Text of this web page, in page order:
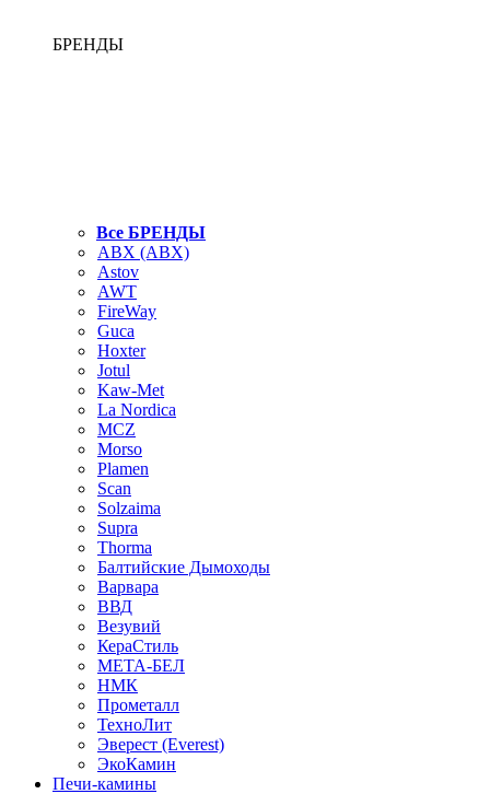
БРЕНДЫ
Все БРЕНДЫ
ABX (АВХ)
Astov
AWT
FireWay
Guca
Hoxter
Jotul
Kaw-Met
La Nordica
MCZ
Morso
Plamen
Scan
Solzaima
Supra
Thorma
Балтийские Дымоходы
Варвара
ВВД
Везувий
КераСтиль
МЕТА-БЕЛ
НМК
Прометалл
ТехноЛит
Эверест (Everest)
ЭкоКамин
Печи-камины